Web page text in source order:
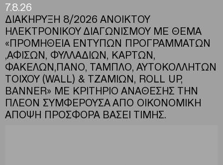
7.8.26
ΔΙΑΚΗΡΥΞΗ 8/2026 ΑΝΟΙΚΤΟΥ
ΗΛΕΚΤΡΟΝΙΚΟΥ ΔΙΑΓΩΝΙΣΜΟΥ ΜΕ ΘΕΜΑ
«ΠΡΟΜΗΘΕΙΑ ΕΝΤΥΠΩΝ ΠΡΟΓΡΑΜΜΑΤΩΝ
,ΑΦΙΣΩΝ, ΦΥΛΛΑΔΙΩΝ, ΚΑΡΤΩΝ,
ΦΑΚΕΛΩΝ,ΠΑΝΟ, ΤΑΜΠΛΟ, ΑΥΤΟΚΟΛΛΗΤΩΝ
ΤΟΙΧΟΥ (WALL) & ΤΖΑΜΙΩΝ, ROLL UP,
BANNER» ΜΕ ΚΡΙΤΗΡΙΟ ΑΝΑΘΕΣΗΣ ΤΗΝ
ΠΛΕΟΝ ΣΥΜΦΕΡΟΥΣΑ ΑΠΟ ΟΙΚΟΝΟΜΙΚΗ
ΑΠΟΨΗ ΠΡΟΣΦΟΡΑ ΒΑΣΕΙ ΤΙΜΗΣ.